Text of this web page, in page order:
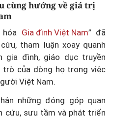
cùng hướng về giá trị
Gia đình Việt Nam” đã
tham luận xoay quanh
gia đình, giáo dục truyền
trò của dòng họ trong việc
Việt Nam.
những đóng góp quan
cứu, sưu tầm và phát triển